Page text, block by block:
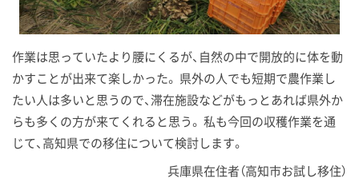
作業は思っていたより腰にくるが、自然の中で開放的に体を動
かすことが出来て楽しかった。 県外の人でも短期で農作業し
たい人は多いと思うので、滞在施設などがもっとあれば県外か
らも多くの方が来てくれると思う。 私も今回の収穫作業を通
じて、高知県での移住について検討します。
兵庫県在住者（高知市お試し移住）